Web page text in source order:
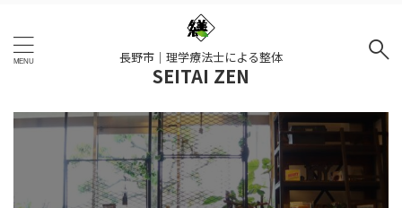
長野市｜理学療法士による整体
SEITAI ZEN